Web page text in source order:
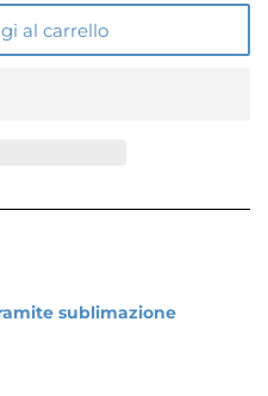
al carrello
sublimazione